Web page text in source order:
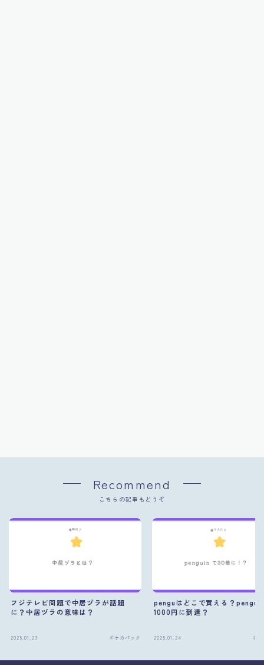
Recommend
こちらの記事もどうぞ
フジテレビ問題で中居ヅラが話題
に？中居ヅラの意味は？
2025.01.23 ポケカパック
penguはどこで買える？pengu
1000円に到達？
2025.01.24 ポ